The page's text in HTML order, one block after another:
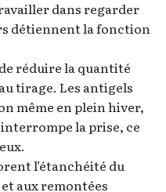
dans regarder
détiennent la fonction
réduire la quantité
tirage. Les antigels
même en plein hiver,
la prise, ce
l’étanchéité du
aux remontées